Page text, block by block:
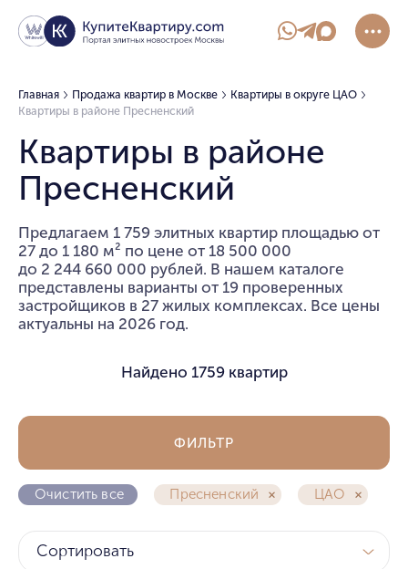
Главная Продажа квартир в Москве
Квартиры в округе ЦАО
Квартиры в районе Пресненский
Квартиры в районе
Пресненский
Предлагаем 1 759 элитных квартир площадью от
27 до 1 180 м² по цене от 18 500 000
до 2 244 660 000 рублей. В нашем каталоге
представлены варианты от 19 проверенных
застройщиков в 27 жилых комплексах. Все цены
актуальны на 2026 год.
Найдено 1759 квартир
Очистить все Пресненский ЦАО
ФИЛЬТР
Сортировать